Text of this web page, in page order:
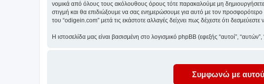
νομικά από όλους τους ακόλουθους όρους τότε παρακαλούμε μη
στιγμή και θα επιδιώξουμε να σας ενημερώσουμε για αυτό με τον
του “odigein.com” μετά τις εκάστοτε αλλαγές δείχνει πως δέχεστε ότι
Η ιστοσελίδα μας είναι βασισμένη στο λογισμικό phpBB (εφεξής “αυτοί”,
Δέχεστε να μη δημοσιεύετε οποιασδήποτε μορφής περιεχόμενο που είναι
παραβιάζει νόμους είτε της χώρας σας, είτε της χώρας στην οποία φιλοξενείται